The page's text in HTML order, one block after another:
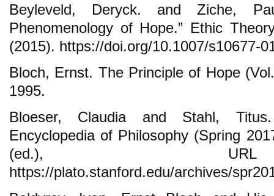
Beyleveld, Deryck. and Ziche,
Phenomenology of Hope.” Ethic
(2015). https://doi.org/10.1007/s10677-
Bloch, Ernst. The Principle of Hope
1995.
Bloeser, Claudia and Stahl,
Encyclopedia of Philosophy (Spring
(ed.),
https://plato.stanford.edu/archives/